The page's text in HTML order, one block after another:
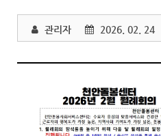
관리자 2026. 02. 24